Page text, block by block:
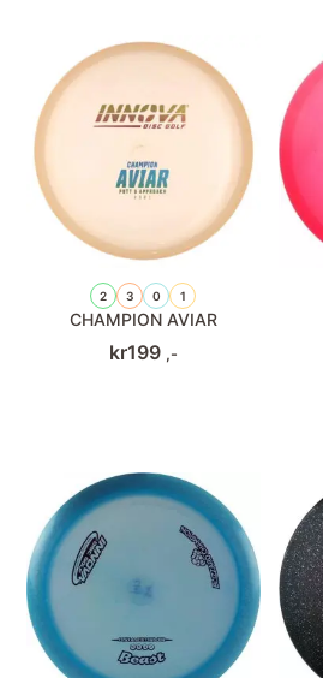
2 3 0 1
CHAMPION AVIAR
kr199 ,-